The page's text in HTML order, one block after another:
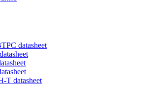
datasheet
T datasheet